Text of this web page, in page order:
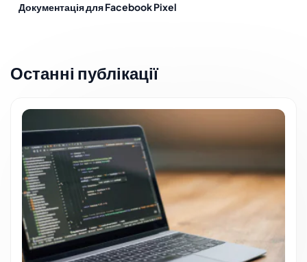
Документація для Facebook Pixel
Останні публікації